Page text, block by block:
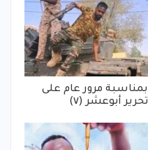
بمناسبة مرور عام على
تحرير أبوعشر (٧)